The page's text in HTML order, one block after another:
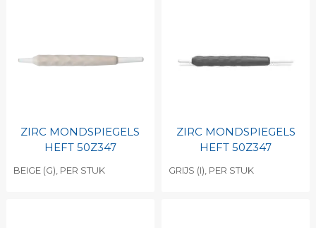
ZIRC MONDSPIEGELS
HEFT 50Z347
BEIGE (G), PER STUK
ZIRC MONDSPIEGELS
HEFT 50Z347
GRIJS (I), PER STUK